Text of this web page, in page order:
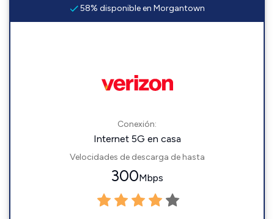
58% disponible en Morgantown
Conexión:
Internet 5G en casa
Velocidades de descarga de hasta
300Mbps